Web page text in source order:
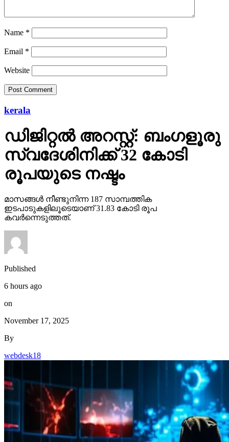
Name *
Email *
Website
kerala
ഡിജിറ്റല്‍ അറസ്റ്റ്: ബംഗളൂരു
സ്വദേശിനിക്ക് 32 കോടി
രൂപയുടെ നഷ്ടം
മാസങ്ങള്‍ നീണ്ടുനിന്ന 187 സാമ്പത്തിക
ഇടപാടുകളിലൂടെയാണ് 31.83 കോടി രൂപ
കവര്‍ന്നെടുത്തത്.
Published
6 hours ago
on
November 17, 2025
By
webdesk18